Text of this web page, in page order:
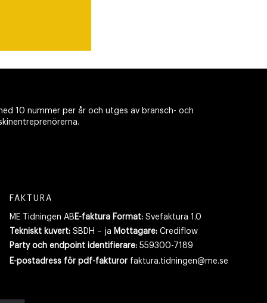
10 nummer per år och utges av bransch- och
FAKTURA
ME Tidningen AB E-faktura Format:Svefaktura 1.0
Tekniskt kuvert:SBDH – ja Mottagare:Crediflow
Party och endpoint identifierare:559300-7189
E-postadress för pdf-fakturor faktura.tidningen@me.se